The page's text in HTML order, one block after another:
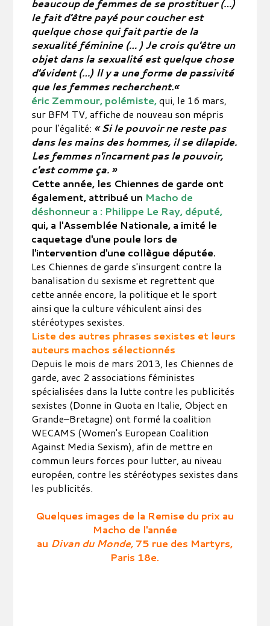
beaucoup de femmes de se prostituer (…)
le fait d'être payé pour coucher est
quelque chose qui fait partie de la
sexualité féminine (… ) Je crois qu'être un
objet dans la sexualité est quelque chose
d'évident (…) Il y a une forme de passivité
que les femmes recherchent.«
éric Zemmour, polémiste,qui, le 16 mars,
sur BFM TV, affiche de nouveau son mépris
pour l'égalité: « Si le pouvoir ne reste pas
dans les mains des hommes, il se dilapide.
Les femmes n'incarnent pas le pouvoir,
c'est comme ça. »
Cette année, les Chiennes de garde ont
également, attribué un Macho de
déshonneur a : Philippe Le Ray, député,
qui, a l'Assemblée Nationale, a imité le
caquetage d'une poule lors de
l'intervention d'une collègue députée.
Les Chiennes de garde s'insurgent contre la
banalisation du sexisme et regrettent que
cette année encore, la politique et le sport
ainsi que la culture véhiculent ainsi des
stéréotypes sexistes.
Liste des autres phrases sexistes et leurs
auteurs machos sélectionnés
Depuis le mois de mars 2013, les Chiennes de
garde, avec 2 associations féministes
spécialisées dans la lutte contre les publicités
sexistes (Donne in Quota en Italie, Object en
Grande–Bretagne) ont formé la coalition
WECAMS (Women's European Coalition
Against Media Sexism), afin de mettre en
commun leurs forces pour lutter, au niveau
européen, contre les stéréotypes sexistes dans
les publicités.
Quelques images de la Remise du prix au
Macho de l'année
au Divan du Monde, 75 rue des Martyrs,
Paris 18e.